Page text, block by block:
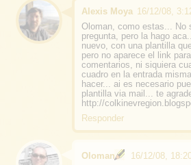
Alexis Moya 16/12/08,
Oloman, como estas... No
pregunta, pero la hago
nuevo, con una plantilla
pero no aparece el link
comentarios, ni siquiera
cuadro en la entrada
hacer... ai es necesario
plantilla via mail... te
http://
Responder
Oloman
16/12/08,